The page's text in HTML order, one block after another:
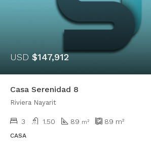
USD $147,912
Casa Serenidad 8
Riviera Nayarit
3 1.50 89 m² 89 m²
CASA